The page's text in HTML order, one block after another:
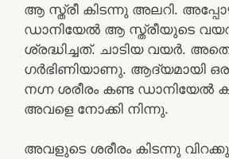
ആ സ്ത്രീ കിടന്നു അലറി.
ഡാനിയേൽ ആ സ്ത്രീയുടെ
ശ്രദ്ധിച്ചത്. ചാടിയ വയർ.
ഗർഭിണിയാണു. ആദ്യമായി
നഗ്ന ശരീരം കണ്ട ഡാനിയേൽ
അവളെ നോക്കി നിന്നു.
അവളുടെ ശരീരം കിടന്നു